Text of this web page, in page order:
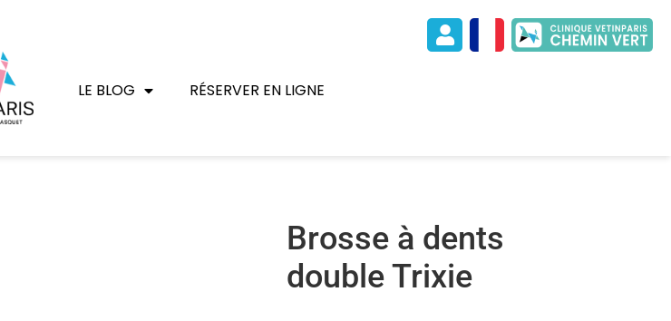
LE BLOG RÉSERVER EN LIGNE
Brosse à dents
double Trixie